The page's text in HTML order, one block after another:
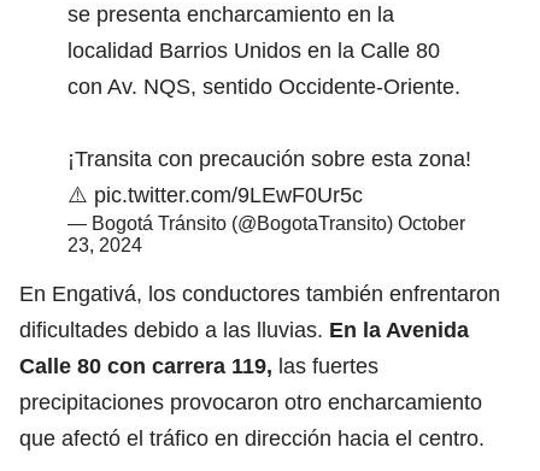
se presenta encharcamiento en la
localidad Barrios Unidos en la Calle 80
con Av. NQS, sentido Occidente-Oriente.
¡Transita con precaución sobre esta zona!
⚠️ pic.twitter.com/9LEwF0Ur5c
— Bogotá Tránsito (@BogotaTransito) October
23, 2024
En Engativá, los conductores también enfrentaron
dificultades debido a las lluvias. En la Avenida
Calle 80 con carrera 119, las fuertes
precipitaciones provocaron otro encharcamiento
que afectó el tráfico en dirección hacia el centro.